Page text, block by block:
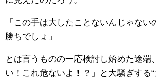
「この手は大したことないんじゃな
勝ちでしょ」
とは言うものの一応検討し始めた途端
い！これ危ないよ！？」と大騒ぎする“